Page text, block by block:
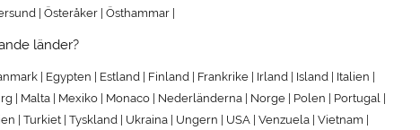
| Österåker | Östhammar |
länder?
| Egypten | Estland | Finland | Frankrike | Irland | Island | Italien |
| Malta | Mexiko | Monaco | Nederländerna | Norge | Polen | Portugal |
| Turkiet | Tyskland | Ukraina | Ungern | USA | Venzuela | Vietnam |